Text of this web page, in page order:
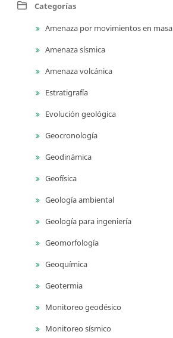
Categorías
Amenaza por movimientos en masa
Amenaza sísmica
Amenaza volcánica
Estratigrafía
Evolución geológica
Geocronología
Geodinámica
Geofísica
Geología ambiental
Geología para ingeniería
Geomorfología
Geoquímica
Geotermia
Monitoreo geodésico
Monitoreo sísmico